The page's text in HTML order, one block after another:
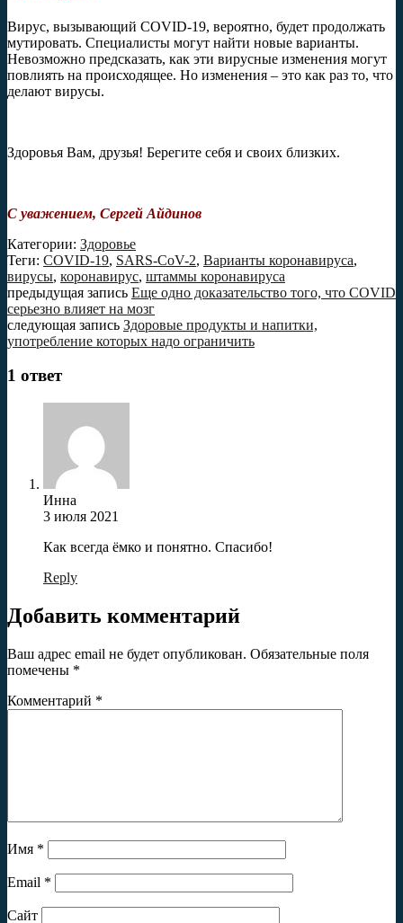
Вирус, вызывающий COVID-19, вероятно, будет продолжать
мутировать. Специалисты могут найти новые варианты.
Невозможно предсказать, как эти вирусные изменения могут
повлиять на происходящее. Но изменения – это как раз то, что
делают вирусы.
Здоровья Вам, друзья! Берегите себя и своих близких.
С уважением, Сергей Айдинов
Категории: Здоровье
Теги: COVID-19, SARS-CoV-2, Варианты коронавируса,
вирусы, коронавирус, штаммы коронавируса
предыдущая запись Еще одно доказательство того, что COVID
серьезно влияет на мозг
следующая запись Здоровые продукты и напитки,
употребление которых надо ограничить
1 ответ
Инна
3 июля 2021
Как всегда ёмко и понятно. Спасибо!
Reply
Добавить комментарий
Ваш адрес email не будет опубликован. Обязательные поля
помечены *
Комментарий *
Имя *
Email *
Сайт